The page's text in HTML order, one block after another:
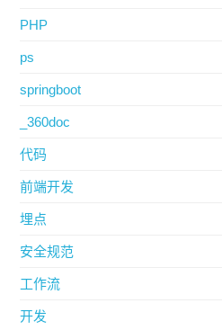
PHP
ps
springboot
_360doc
代码
前端开发
埋点
安全规范
工作流
开发